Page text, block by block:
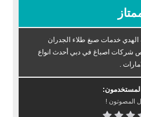
خدمات صبغ طلاء الجدران
شركات اصباغ في دبي أحدث انواع
.
المستخدمون:
المصوتون !